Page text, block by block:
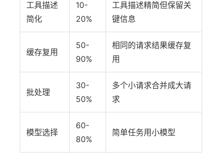
工具描述
简化
10-
20%
工具描述精简但保留关
键信息
缓存复用
50-
90%
相同的请求结果缓存复
用
批处理
30-
50%
多个小请求合并成大请
求
模型选择
60-
80%
简单任务用小模型